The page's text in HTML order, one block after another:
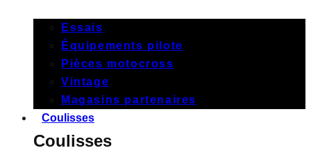
Essais
Équipements pilote
Pièces motocross
Vintage
Magasins partenaires
Coulisses
Coulisses